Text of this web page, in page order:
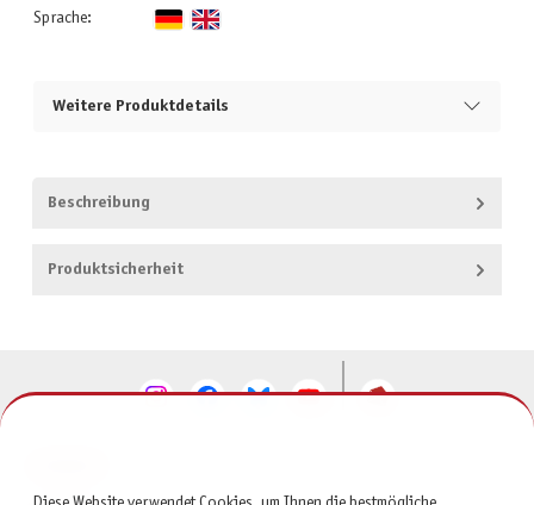
Sprache:
Weitere Produktdetails
Beschreibung
Produktsicherheit